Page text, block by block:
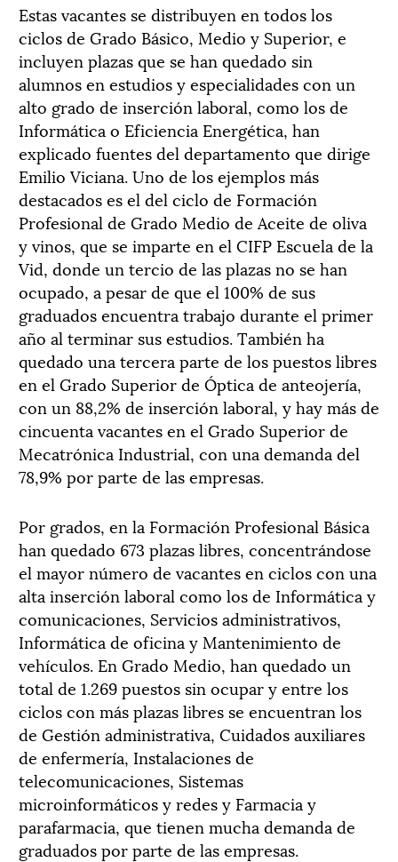
Estas vacantes se distribuyen en todos los
ciclos de Grado Básico, Medio y Superior, e
incluyen plazas que se han quedado sin
alumnos en estudios y especialidades con un
alto grado de inserción laboral, como los de
Informática o Eficiencia Energética, han
explicado fuentes del departamento que dirige
Emilio Viciana. Uno de los ejemplos más
destacados es el del ciclo de Formación
Profesional de Grado Medio de Aceite de oliva
y vinos, que se imparte en el CIFP Escuela de la
Vid, donde un tercio de las plazas no se han
ocupado, a pesar de que el 100% de sus
graduados encuentra trabajo durante el primer
año al terminar sus estudios. También ha
quedado una tercera parte de los puestos libres
en el Grado Superior de Óptica de anteojería,
con un 88,2% de inserción laboral, y hay más de
cincuenta vacantes en el Grado Superior de
Mecatrónica Industrial, con una demanda del
78,9% por parte de las empresas.
Por grados, en la Formación Profesional Básica
han quedado 673 plazas libres, concentrándose
el mayor número de vacantes en ciclos con una
alta inserción laboral como los de Informática y
comunicaciones, Servicios administrativos,
Informática de oficina y Mantenimiento de
vehículos. En Grado Medio, han quedado un
total de 1.269 puestos sin ocupar y entre los
ciclos con más plazas libres se encuentran los
de Gestión administrativa, Cuidados auxiliares
de enfermería, Instalaciones de
telecomunicaciones, Sistemas
microinformáticos y redes y Farmacia y
parafarmacia, que tienen mucha demanda de
graduados por parte de las empresas.